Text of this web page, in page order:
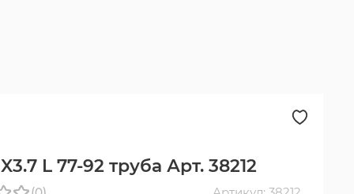
L 77-92 труба Арт. 38212